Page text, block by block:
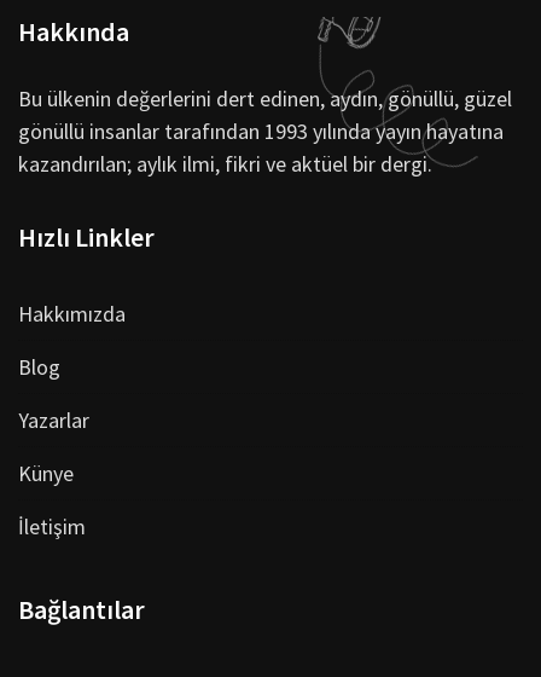
Hakkında
Bu ülkenin değerlerini dert edinen, aydın, gönüllü, güzel
gönüllü insanlar tarafından 1993 yılında yayın hayatına
kazandırılan; aylık ilmi, fikri ve aktüel bir dergi.
Hızlı Linkler
Hakkımızda
Blog
Yazarlar
Künye
İletişim
Bağlantılar